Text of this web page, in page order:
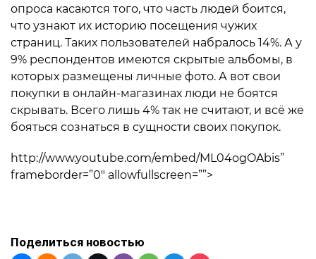
опроса касаются того, что часть людей боится,
что узнают их историю посещения чужих
страниц. Таких пользователей набралось 14%. А у
9% респондентов имеются скрытые альбомы, в
которых размещены личные фото. А вот свои
покупки в онлайн-магазинах люди не боятся
скрывать. Всего лишь 4% так не считают, и всё же
бояться сознаться в сущности своих покупок.
http://www.youtube.com/embed/ML04ogOAbis”
frameborder=”0″ allowfullscreen=””>
Поделиться новостью